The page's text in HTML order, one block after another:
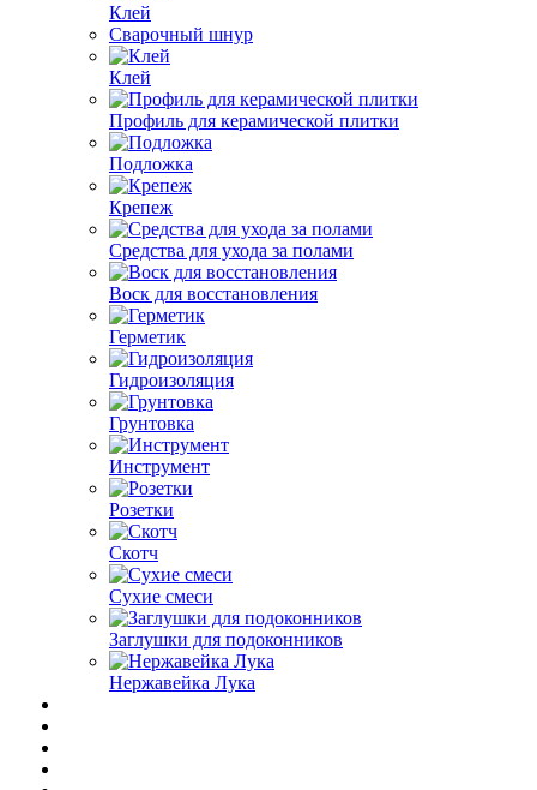
Клей
Сварочный шнур
Клей
Профиль для керамической плитки
Подложка
Крепеж
Средства для ухода за полами
Воск для восстановления
Герметик
Гидроизоляция
Грунтовка
Инструмент
Розетки
Скотч
Сухие смеси
Заглушки для подоконников
Нержавейка Лука